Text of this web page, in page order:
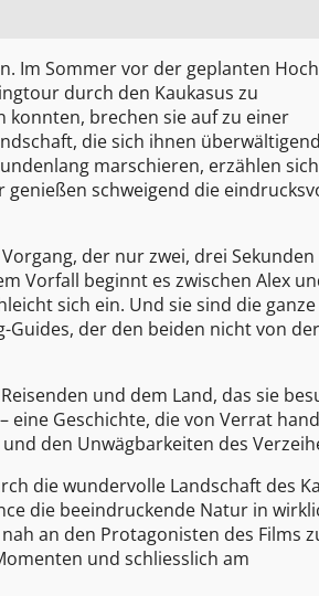
Im Sommer vor der geplanten
durch den Kaukasus zu
konnten, brechen sie auf zu einer
die sich ihnen
marschieren, erzählen
schweigend die
der nur zwei, drei
Vorfall beginnt es zwischen Alex
sich ein. Und sie sind die
Guides, der den beiden nicht von
und dem Land, das sie
eine Geschichte, die von Verrat
den Unwägbarkeiten des
die wundervolle Landschaft des
die beeindruckende Natur in
an den Protagonisten des Films
und schliesslich am